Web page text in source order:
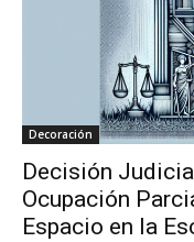
Decoración
Decisión
Ocupación
Espacio en la